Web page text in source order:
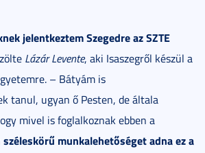
jelentkeztem Szegedre az SZTE
Lázár Levente, aki Isaszegről készül a
– Bátyám is
tanul, ugyan ő Pesten, de általa
mivel is foglalkoznak ebben a
széleskörű munkalehetőséget adna ez a